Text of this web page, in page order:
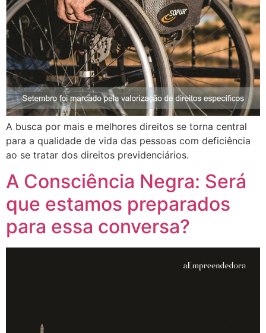
A busca por mais e melhores direitos se torna central
para a qualidade de vida das pessoas com deficiência
ao se tratar dos direitos previdenciários.
A Consciência Negra: Será
que estamos preparados
para essa conversa?